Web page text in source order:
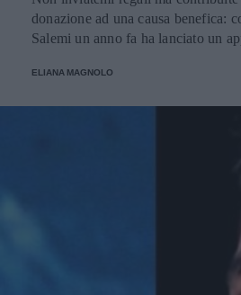
donazione ad una causa benefica:
Salemi un anno fa ha lanciato un
considerevole utilizzata per
ELIANA MAGNOLO